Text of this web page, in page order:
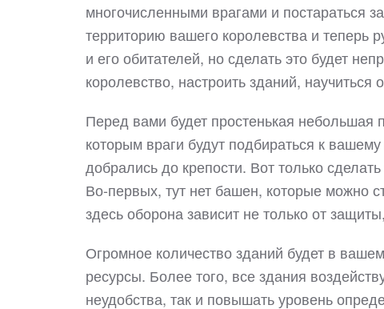
многочисленными врагами и постараться
территорию вашего королевства и теперь
и его обитателей, но сделать это будет
королевство, настроить зданий, научиться
Перед вами будет простенькая небольшая
которым враги будут подбираться к
добрались до крепости. Вот только
Во-первых, тут нет башен, которые можно
здесь оборона зависит не только от
Огромное количество зданий будет в
ресурсы. Более того, все здания
неудобства, так и повышать уровень